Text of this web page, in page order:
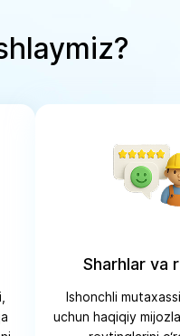
Sharhlar va
Ishonchli
uchun haqiqiy